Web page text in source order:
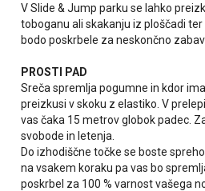
V Slide & Jump parku se lahko
toboganu ali skakanju iz ploščadi
bodo poskrbele za neskončno
PROSTI PAD
Sreča spremlja pogumne in kdor
preizkusi v skoku z elastiko. V
vas čaka 15 metrov globok padec.
svobode in letenja.
Do izhodiščne točke se boste
na vsakem koraku pa vas bo
poskrbel za 100 % varnost vašega